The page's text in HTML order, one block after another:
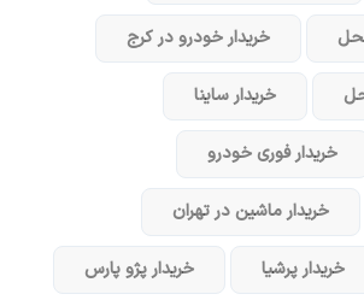
خریدار خودرو در کرج
خریدار ساینا
خریدار فوری خودرو
خریدار ماشین در تهران
خریدار پرشیا خریدار پژو پارس